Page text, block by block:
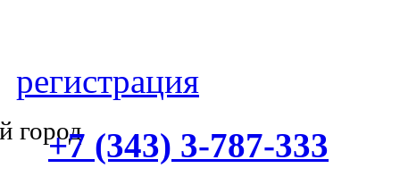
регистрация
город
+7 (343) 3-787-333